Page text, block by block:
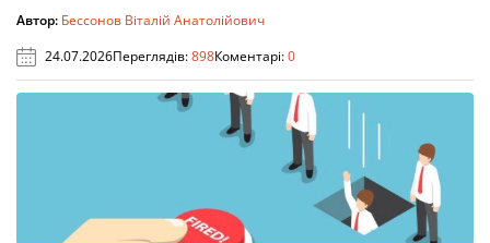
Автор: Бессонов Віталій Анатолійович
24.07.2026Переглядів:898Коментарі:0